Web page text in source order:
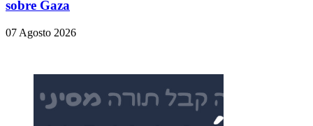
sobre Gaza
07 Agosto 2026